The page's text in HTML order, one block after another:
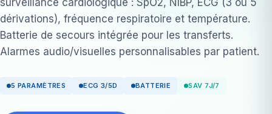
surveillance cardiologique : SpO2, NIBP, ECG (3 ou 5
dérivations), fréquence respiratoire et température.
Batterie de secours intégrée pour les transferts.
Alarmes audio/visuelles personnalisables par patient.
5 PARAMÈTRES ECG 3/5D BATTERIE SAV 7J/7